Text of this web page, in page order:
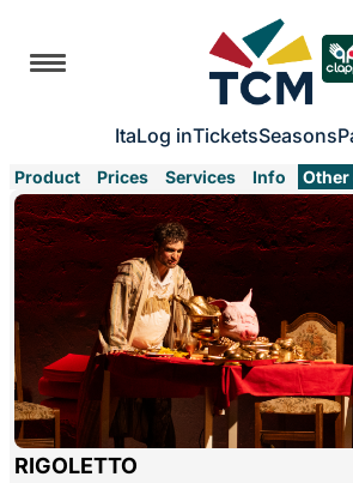
ItaLog inTicketsSeasons
Product Prices Services Info Other
RIGOLETTO